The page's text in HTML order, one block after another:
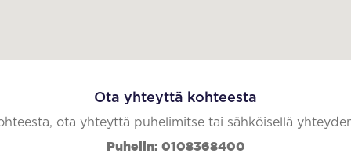
Ota yhteyttä kohteesta
ota yhteyttä puhelimitse tai sähköisellä
Puhelin: 0108368400